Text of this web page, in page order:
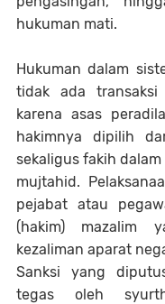
hukuman mati.
Hukuman dalam
tidak ada
karena asas
hakimnya dipilih
sekaligus fakih
mujtahid.
pejabat atau
(hakim) mazalim
kezaliman aparat
Sanksi yang
tegas oleh